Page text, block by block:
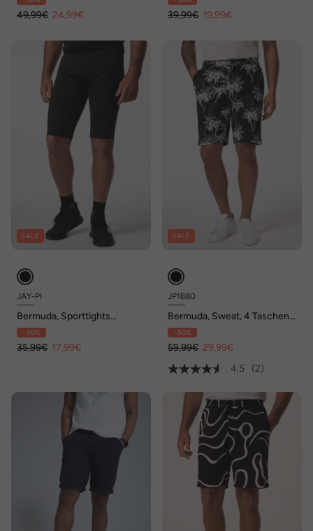
49,99€ 24,99€
8 XL
39,99€ 19,99€
SALE
JAY-PI
Bermuda, Sporttights
FLEXNAMIC®, Fitness,
Smartpone-Tasche
- 50%
35,99€ 17,99€
SALE
JP1880
Bermuda, Sweat, 4 Taschen,
bis 8 XL
- 50%
59,99€ 29,99€
4.5
(2)